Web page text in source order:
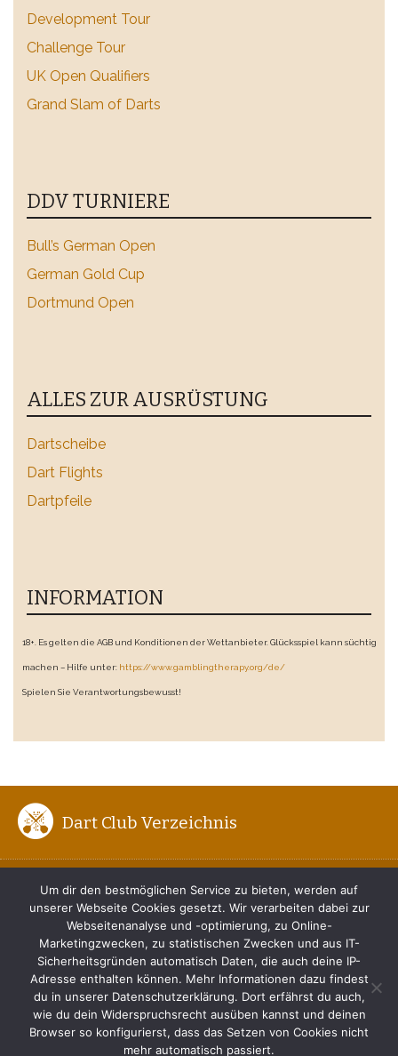
Development Tour
Challenge Tour
UK Open Qualifiers
Grand Slam of Darts
DDV TURNIERE
Bull’s German Open
German Gold Cup
Dortmund Open
ALLES ZUR AUSRÜSTUNG
Dartscheibe
Dart Flights
Dartpfeile
INFORMATION
18+. Es gelten die AGB und Konditionen der Wettanbieter. Glücksspiel kann süchtig
machen – Hilfe unter: https://www.gamblingtherapy.org/de/
Spielen Sie Verantwortungsbewusst!
Dart Club Verzeichnis
DER RICHTIGE DARTWURF
TIPPS FÜR ANFÄNGER
IMPRESSUM
DATENSCHUTZERKLÄRUNG
Um dir den bestmöglichen Service zu bieten, werden auf
unserer Webseite Cookies gesetzt. Wir verarbeiten dabei zur
Webseitenanalyse und -optimierung, zu Online-
Marketingzwecken, zu statistischen Zwecken und aus IT-
Sicherheitsgründen automatisch Daten, die auch deine IP-
Adresse enthalten können. Mehr Informationen dazu findest
du in unserer Datenschutzerklärung. Dort erfährst du auch,
wie du dein Widerspruchsrecht ausüben kannst und deinen
Browser so konfigurierst, dass das Setzen von Cookies nicht
mehr automatisch passiert.